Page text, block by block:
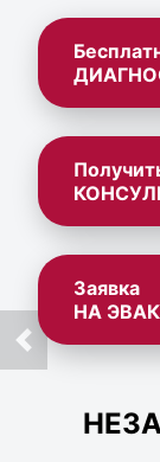
Заявка
НА